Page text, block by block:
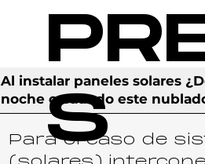
Al instalar paneles solares
noche o cuando este
Para el caso de
S